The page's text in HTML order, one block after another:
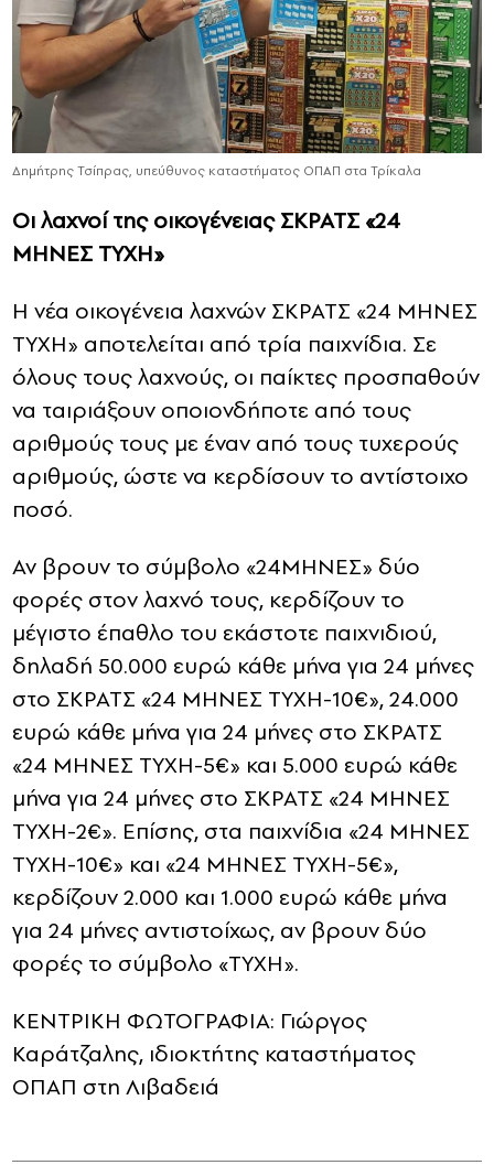
Δημήτρης Τσίπρας, υπεύθυνος καταστήματος ΟΠΑΠ στα Τρίκαλα
Οι λαχνοί της οικογένειας ΣΚΡΑΤΣ «24
ΜΗΝΕΣ ΤΥΧΗ»
Η νέα οικογένεια λαχνών ΣΚΡΑΤΣ «24 ΜΗΝΕΣ
ΤΥΧΗ» αποτελείται από τρία παιχνίδια. Σε
όλους τους λαχνούς, οι παίκτες προσπαθούν
να ταιριάξουν οποιονδήποτε από τους
αριθμούς τους με έναν από τους τυχερούς
αριθμούς, ώστε να κερδίσουν το αντίστοιχο
ποσό.
Αν βρουν το σύμβολο «24ΜΗΝΕΣ» δύο
φορές στον λαχνό τους, κερδίζουν το
μέγιστο έπαθλο του εκάστοτε παιχνιδιού,
δηλαδή 50.000 ευρώ κάθε μήνα για 24 μήνες
στο ΣΚΡΑΤΣ «24 ΜΗΝΕΣ ΤΥΧΗ-10€», 24.000
ευρώ κάθε μήνα για 24 μήνες στο ΣΚΡΑΤΣ
«24 ΜΗΝΕΣ ΤΥΧΗ-5€» και 5.000 ευρώ κάθε
μήνα για 24 μήνες στο ΣΚΡΑΤΣ «24 ΜΗΝΕΣ
ΤΥΧΗ-2€». Επίσης, στα παιχνίδια «24 ΜΗΝΕΣ
ΤΥΧΗ-10€» και «24 ΜΗΝΕΣ ΤΥΧΗ-5€»,
κερδίζουν 2.000 και 1.000 ευρώ κάθε μήνα
για 24 μήνες αντιστοίχως, αν βρουν δύο
φορές το σύμβολο «ΤΥΧΗ».
ΚΕΝΤΡΙΚΗ ΦΩΤΟΓΡΑΦΙΑ: Γιώργος
Καράτζαλης, ιδιοκτήτης καταστήματος
ΟΠΑΠ στη Λιβαδειά